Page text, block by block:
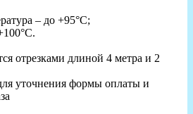
– до +95°С;
отрезками длиной 4 метра и 2
уточнения формы оплаты и